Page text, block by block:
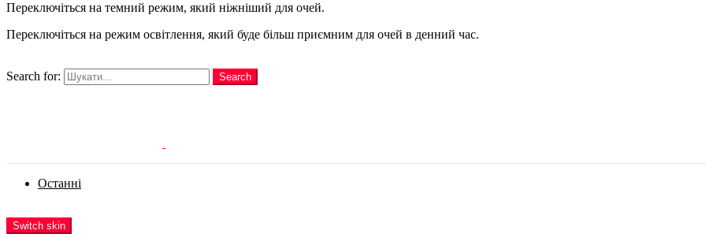
Переключіться на темний режим, який ніжніший для очей.
Переключіться на режим освітлення, який буде більш приємним для очей в денний час.
Search for:
Search
Останні
Switch skin